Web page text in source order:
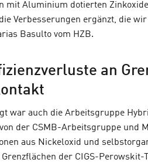
mit Aluminium dotierten
Verbesserungen ergänzt, die
Basulto vom HZB.
an
war auch die Arbeitsgruppe
der CSMB-Arbeitsgruppe und
aus Nickeloxid und
der CIGS-Perowskit-